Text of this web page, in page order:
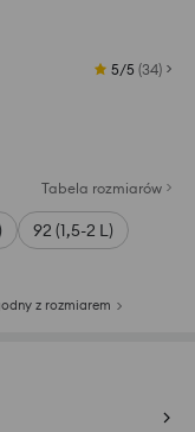
5/5 (34)
Tabela rozmiarów
92 (1,5-2 L)
z rozmiarem